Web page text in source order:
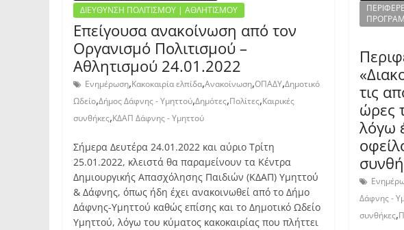
ΔΙΕΥΘΥΝΣΗ ΠΟΛΙΤΙΣΜΟΥ | ΑΘΛΗΤΙΣΜΟΥ
Επείγουσα ανακοίνωση από τον
Οργανισμό Πολιτισμού –
Αθλητισμού 24.01.2022
Ενημέρωση,Κακοκαιρία ελπίδα,Ανακοίνωση,ΟΠΑΔΥ,Δημοτικό
Ωδείο,Δήμος Δάφνης - Υμηττού,Δημότες,Πολίτες,Καιρικές
συνθήκες,ΚΔΑΠ Δάφνης - Υμηττού
Σήμερα Δευτέρα 24.01.2022 και αύριο Τρίτη
25.01.2022, κλειστά θα παραμείνουν τα Κέντρα
Δημιουργικής Απασχόλησης Παιδιών (ΚΔΑΠ) Υμηττού
& Δάφνης, όπως ήδη έχει ανακοινωθεί από το Δήμο
Δάφνης-Υμηττού καθώς επίσης και το Δημοτικό Ωδείο
Υμηττού, λόγω του κύματος κακοκαιρίας που πλήττει
τις
ώρες
λόγω
Δάφνης -
συνθήκες,